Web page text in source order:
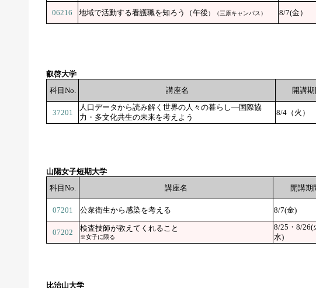
06216 地域で活動する看護職を知ろう （午後）（三原キャンパス） 8/7(金）
叡啓大学
科目No.
講座名 開講期
37201
人口データから読み解く世界の人々の暮らし―国際協
力・多文化共生の未来を考えよう
8/4（火）
山陽女子短期大学
科目No.
講座名 開講期
07201 公衆衛生から感染を考える 8/7(金)
07202 検査技師が教えてくれること
※女子に限る
8/25・8/26(
水)
比治山大学